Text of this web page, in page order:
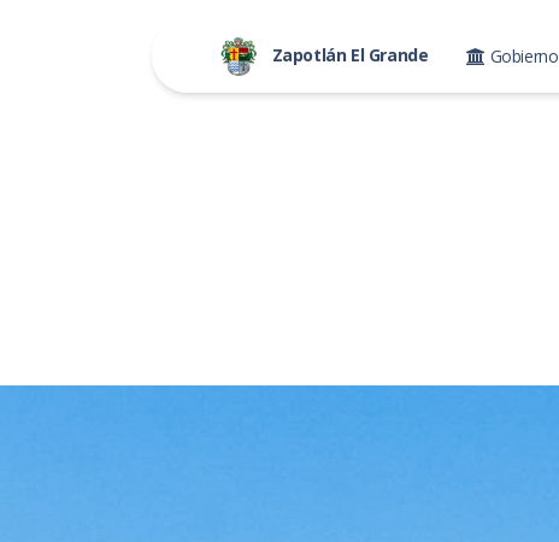
Zapotlán El Grande Gobierno